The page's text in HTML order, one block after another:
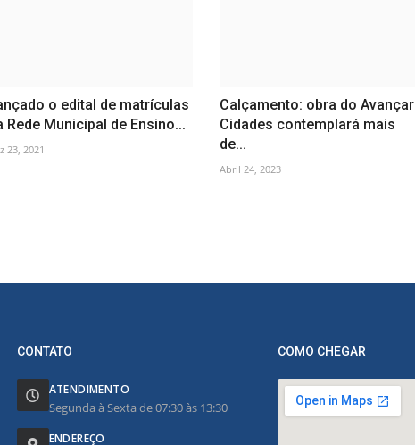
o edital de matrículas
Rede Municipal de Ensino...
23, 2021
Calçamento: obra do Avançar
Cidades contemplará mais
de...
Abril 24, 2023
CONTATO
ATENDIMENTO
Segunda à Sexta de 07:30 às 13:30
ENDEREÇO
COMO CHEGAR